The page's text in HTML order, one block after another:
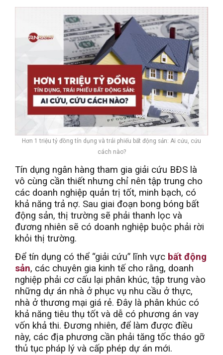
Hơn 1 triệu tỷ đồng tín dụng và trái phiếu bất động sản: Ai cứu, cứu
cách nào?
Tín dụng ngân hàng tham gia giải cứu BĐS là
vô cùng cần thiết nhưng chỉ nên tập trung cho
các doanh nghiệp quản trị tốt, minh bạch, có
khả năng trả nợ. Sau giai đoạn bong bóng bất
động sản, thị trường sẽ phải thanh lọc và
đương nhiên sẽ có doanh nghiệp buộc phải rời
khỏi thị trường.
Để tín dụng có thể “giải cứu” lĩnh vực bất động
sản, các chuyên gia kinh tế cho rằng, doanh
nghiệp phải cơ cấu lại phân khúc, tập trung vào
những dự án nhà ở phục vụ nhu cầu ở thực,
nhà ở thương mại giá rẻ. Đây là phân khúc có
khả năng tiêu thụ tốt và dễ có phương án vay
vốn khả thi. Đương nhiên, để làm được điều
này, các địa phương cần phải tăng tốc tháo gỡ
thủ tục pháp lý và cấp phép dự án mới.